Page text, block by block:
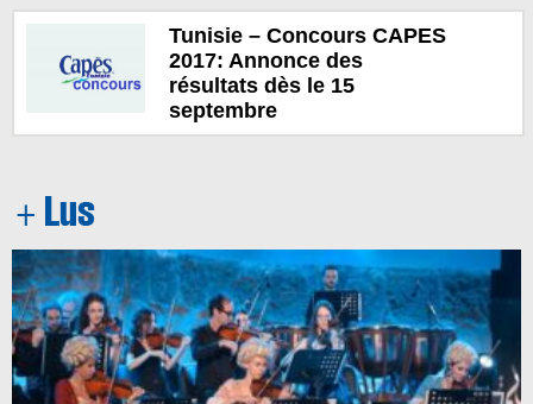
Tunisie – Concours CAPES
2017: Annonce des
résultats dès le 15
septembre